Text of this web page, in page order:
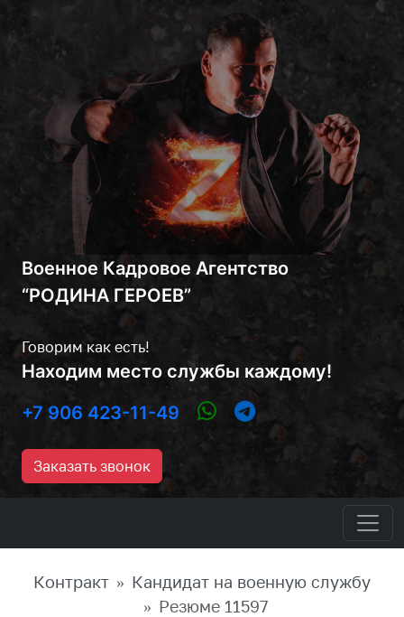
+7 906 423-11-49
Заказать звонок
Говорим как есть!
Находим место службы каждому!
Военное Кадровое Агентство
“РОДИНА ГЕРОЕВ”
Контракт
Кандидат на военную службу
Резюме 11597